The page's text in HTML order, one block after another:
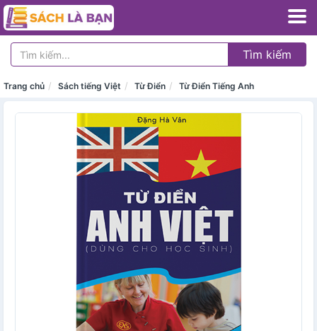
Tìm kiếm
Trang chủ Sách tiếng Việt Từ Điển Từ Điển Tiếng Anh